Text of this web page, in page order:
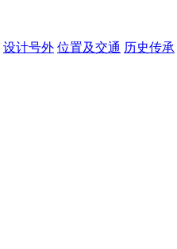
设计号外 位置及交通 历史传承